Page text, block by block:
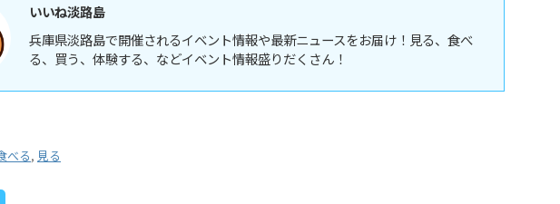
いいね淡路島
兵庫県淡路島で開催されるイベント情報や最新ニュースをお届け！見る、食べ
る、買う、体験する、などイベント情報盛りだくさん！
べる, 見る